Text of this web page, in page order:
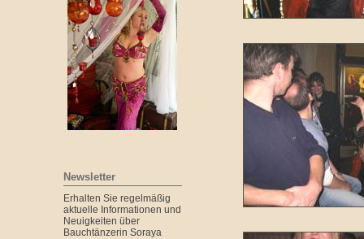
Newsletter
Erhalten Sie regelmäßig
aktuelle Informationen und
Neuigkeiten über
Bauchtänzerin Soraya